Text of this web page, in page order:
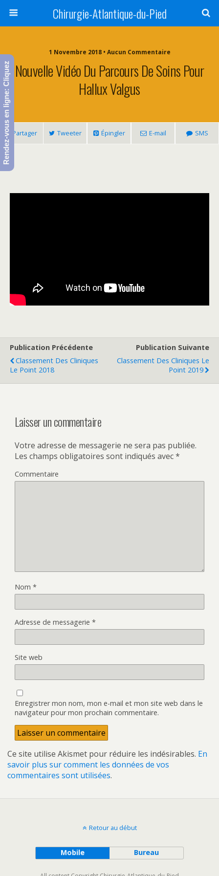
Chirurgie-Atlantique-du-Pied
1 Novembre 2018 • Aucun Commentaire
Nouvelle Vidéo Du Parcours De Soins Pour
Hallux Valgus
Partager Tweeter Épingler E-mail SMS
Publication Précédente
Classement Des Cliniques
Le Point 2018
Publication Suivante
Classement Des Cliniques Le
Point 2019
Laisser un commentaire
Votre adresse de messagerie ne sera pas publiée.
Les champs obligatoires sont indiqués avec*
Commentaire
Nom *
Adresse de messagerie *
Site web
Enregistrer mon nom, mon e-mail et mon site web dans le
navigateur pour mon prochain commentaire.
Ce site utilise Akismet pour réduire les indésirables. En
savoir plus sur comment les données de vos
commentaires sont utilisées.
Retour au début
Mobile Bureau
Rendez-vous en ligne: Cliquez